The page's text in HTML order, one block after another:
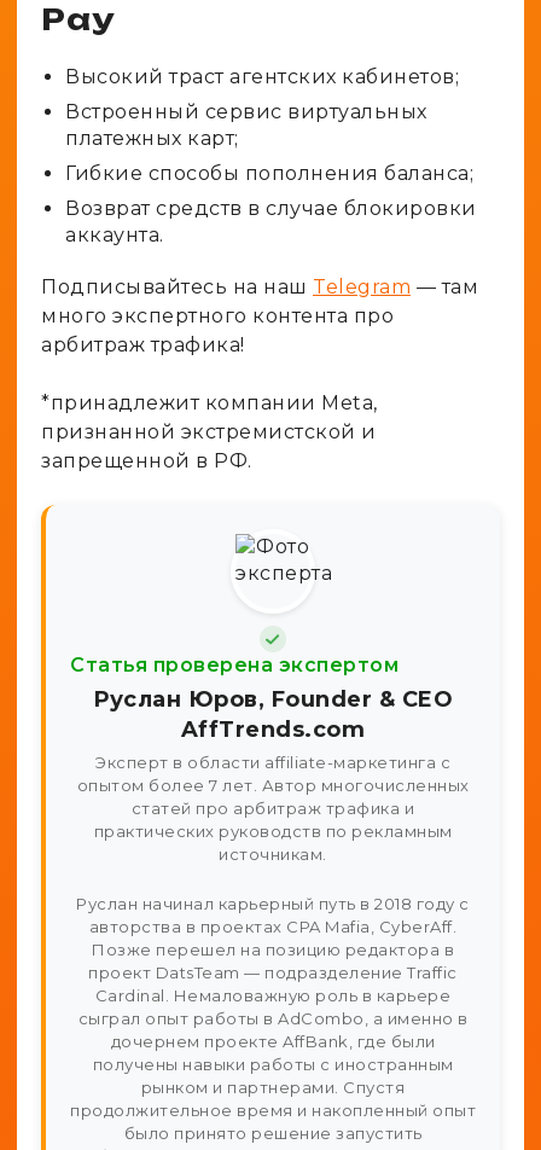
Pay
Высокий траст агентских кабинетов;
Встроенный сервис виртуальных
платежных карт;
Гибкие способы пополнения баланса;
Возврат средств в случае блокировки
аккаунта.
Подписывайтесь на наш Telegram — там
много экспертного контента про
арбитраж трафика!
*принадлежит компании Meta,
признанной экстремистской и
запрещенной в РФ.
Статья проверена экспертом
Руслан Юров, Founder & CEO
AffTrends.com
Эксперт в области affiliate-маркетинга с
опытом более 7 лет. Автор многочисленных
статей про арбитраж трафика и
практических руководств по рекламным
источникам.
Руслан начинал карьерный путь в 2018 году с
авторства в проектах CPA Mafia, CyberAff.
Позже перешел на позицию редактора в
проект DatsTeam — подразделение Traffic
Cardinal. Немаловажную роль в карьере
сыграл опыт работы в AdCombo, а именно в
дочернем проекте AffBank, где были
получены навыки работы с иностранным
рынком и партнерами. Спустя
продолжительное время и накопленный опыт
было принято решение запустить